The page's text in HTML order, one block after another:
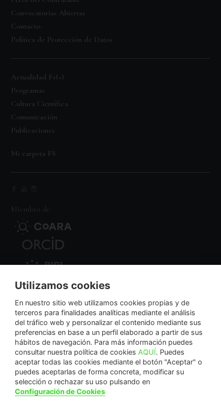
Convocatorias Abiertas
Contacto
Política de Protección de Datos
Actualidad Fs(+)
Programas
Cultura Científica
Comunicación
Publicaciones
Mi carpeta FS
Miembro de:
Nodo Regional
NextGenerationEU
La Fundación Séneca-Agencia de Ciencia y Tecnología de la Región de Murcia es una
entidad sin ánimo de lucro, bajo forma de fundación del sector público autonómico, inscrita
con el número 1-15 en el Registro de Fundaciones de la Región de Murcia.
Utilizamos cookies
En nuestro sitio web utilizamos cookies propias y de
terceros para finalidades analíticas mediante el análisis
del tráfico web y personalizar el contenido mediante sus
preferencias en base a un perfil elaborado a partir de sus
hábitos de navegación. Para más información puedes
consultar nuestra política de cookies AQUÍ. Puedes
aceptar todas las cookies mediante el botón "Aceptar" o
puedes aceptarlas de forma concreta, modificar su
selección o rechazar su uso pulsando en
Configuración de Cookies